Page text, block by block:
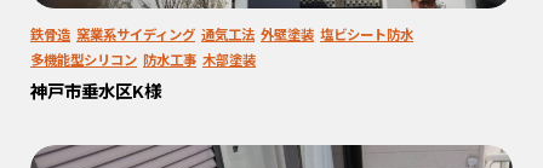
鉄骨造 窯業系サイディング 通気工法 外壁塗装 塩ビシート防水
多機能型シリコン 防水工事 木部塗装
神戸市垂水区K様